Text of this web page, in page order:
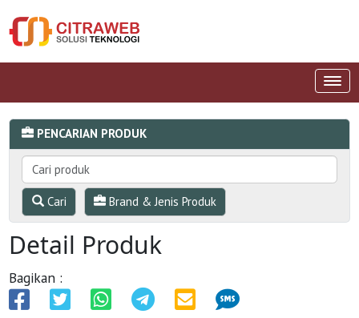
PENCARIAN PRODUK
Cari Brand & Jenis Produk
Detail Produk
Bagikan :